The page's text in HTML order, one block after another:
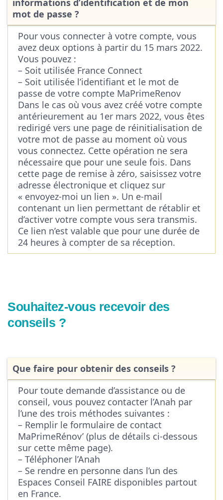
mot de passe ?
Pour vous connecter à votre compte, vous
avez deux options à partir du 15 mars 2022.
Vous pouvez :
– Soit utilisée France Connect
– Soit utilisée l’identifiant et le mot de
passe de votre compte MaPrimeRenov
Dans le cas où vous avez créé votre compte
antérieurement au 1er mars 2022, vous êtes
redirigé vers une page de réinitialisation de
votre mot de passe au moment où vous
vous connectez. Cette opération ne sera
nécessaire que pour une seule fois. Dans
cette page de remise à zéro, saisissez votre
adresse électronique et cliquez sur
« envoyez-moi un lien ». Un e-mail
contenant un lien permettant de rétablir et
d’activer votre compte vous sera transmis.
Ce lien n’est valable que pour une durée de
24 heures à compter de sa réception.
Souhaitez-vous recevoir des
conseils ?
Que faire pour obtenir des conseils ?
Pour toute demande d’assistance ou de
conseil, vous pouvez contacter l’Anah par
l’une des trois méthodes suivantes :
– Remplir le formulaire de contact
MaPrimeRénov’ (plus de détails ci-dessous
sur cette même page).
– Téléphoner l’Anah
– Se rendre en personne dans l’un des
Espaces Conseil FAIRE disponibles partout
en France.